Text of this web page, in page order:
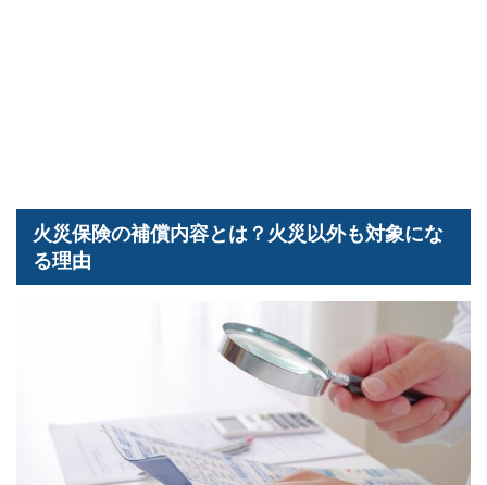
火災保険の補償内容とは？火災以外も対象にな
る理由